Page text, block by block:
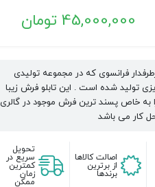
45,000,000 تومان
فرانسوی که در مجموعه تولیدی
تولید شده است . این تابلو فرش زیبا
به خاص پسند ترین فرش موجود در گالری
کار می باشد
اصالت کالاها
از برترین
برندها
تحویل
سریع در
کمترین
زمان
ممکن